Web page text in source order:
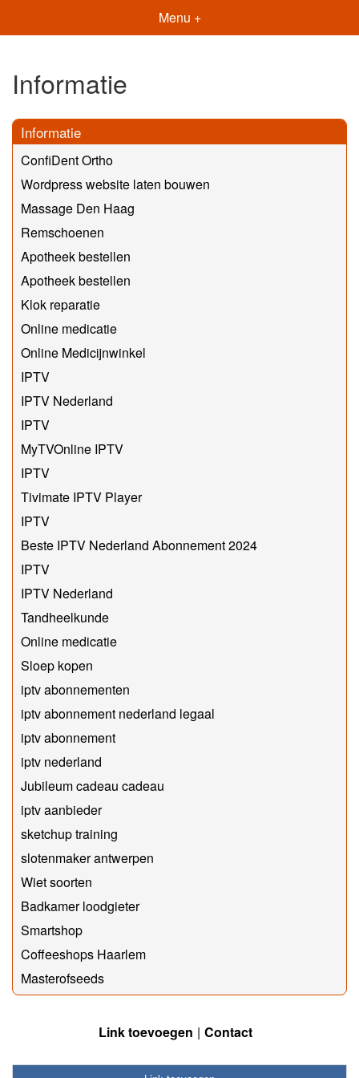
Menu +
Informatie
Informatie
ConfiDent Ortho
Wordpress website laten bouwen
Massage Den Haag
Remschoenen
Apotheek bestellen
Apotheek bestellen
Klok reparatie
Online medicatie
Online Medicijnwinkel
IPTV
IPTV Nederland
IPTV
MyTVOnline IPTV
IPTV
Tivimate IPTV Player
IPTV
Beste IPTV Nederland Abonnement 2024
IPTV
IPTV Nederland
Tandheelkunde
Online medicatie
Sloep kopen
iptv abonnementen
iptv abonnement nederland legaal​
iptv abonnement
iptv nederland
Jubileum cadeau cadeau
iptv aanbieder
sketchup training
slotenmaker antwerpen
Wiet soorten
Badkamer loodgieter
Smartshop
Coffeeshops Haarlem
Masterofseeds
Link toevoegen Contact